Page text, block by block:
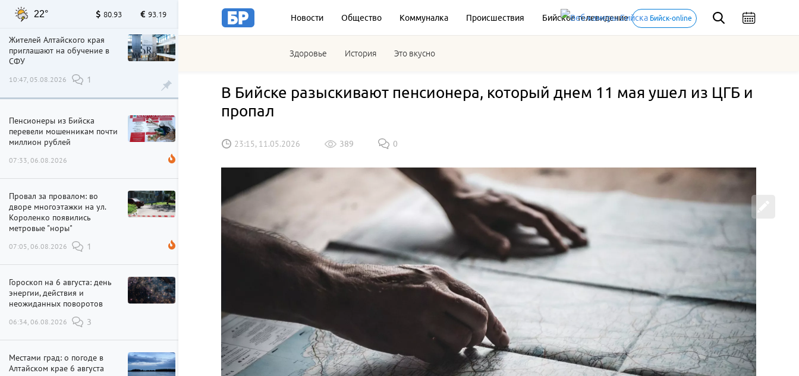
Новости Общество Коммуналка Происшествия Бийское телевидение Бийск-online
Здоровье История Это вкусно
22° 80.93 93.19
Жителей Алтайского края
приглашают на обучение в
СФУ
10:47, 05.08.2026 1
Пенсионеры из Бийска
перевели мошенникам почти
миллион рублей
07:33, 06.08.2026
Провал за провалом: во
дворе многоэтажки на ул.
Короленко появились
метровые "норы"
07:05, 06.08.2026 1
Гороскоп на 6 августа: день
энергии, действия и
неожиданных поворотов
06:34, 06.08.2026 3
Местами град: о погоде в
Алтайском крае 6 августа
В Бийске разыскивают пенсионера, который днем 11 мая ушел из ЦГБ и
пропал
23:15, 11.05.2026 389 0